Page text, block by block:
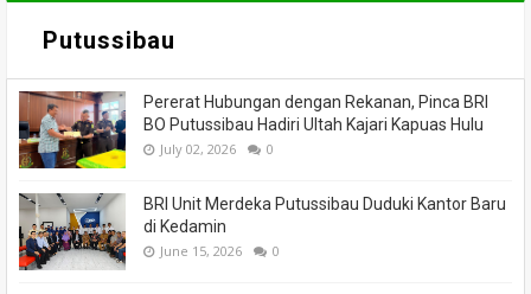
Putussibau
Pererat Hubungan dengan Rekanan, Pinca BRI
BO Putussibau Hadiri Ultah Kajari Kapuas Hulu
July 02, 2026 0
BRI Unit Merdeka Putussibau Duduki Kantor Baru
di Kedamin
June 15, 2026 0